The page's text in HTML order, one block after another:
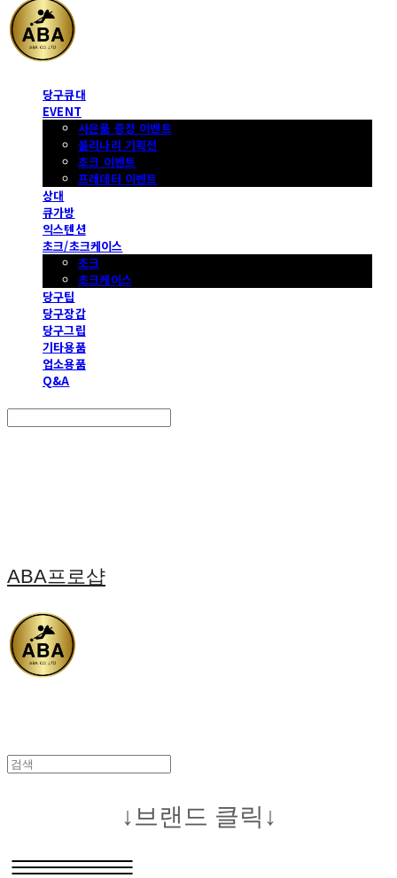
당구큐대
EVENT
사은품 증정 이벤트
몰리나리 기획전
초크 이벤트
프레데터 이벤트
상대
큐가방
익스텐션
초크/초크케이스
초크
초크케이스
당구팁
당구장갑
당구그립
기타용품
업소용품
Q&A
ABA프로샵
↓브랜드 클릭↓